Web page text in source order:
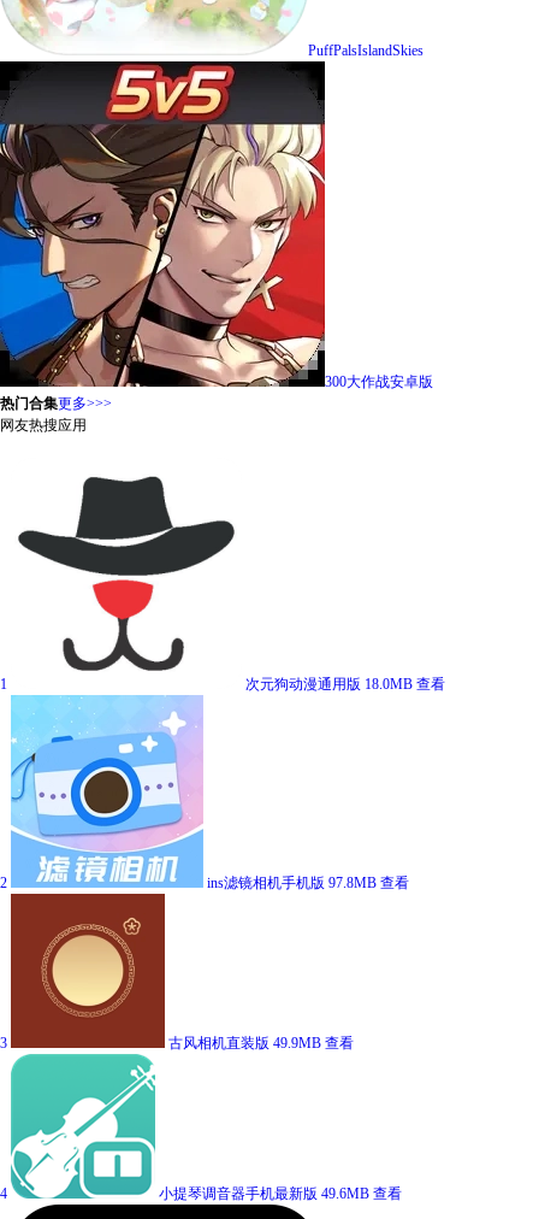
PuffPalsIslandSkies
300大作战安卓版
热门合集更多>>>
网友热搜应用
1 次元狗动漫通用版 18.0MB 查看
2 ins滤镜相机手机版 97.8MB 查看
3 古风相机直装版 49.9MB 查看
4 小提琴调音器手机最新版 49.6MB 查看